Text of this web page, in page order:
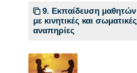
9. Εκπαίδευση μαθητών
με κινητικές και σωματικές
αναπηρίες